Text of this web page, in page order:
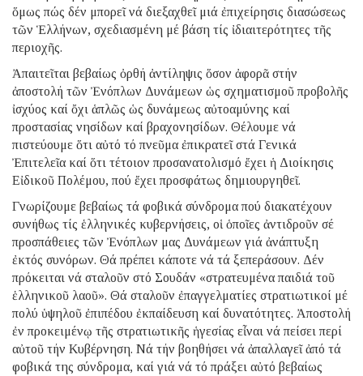
ὅμως πώς δέν μπορεῖ νά διεξαχθεῖ μιά ἐπιχείρησις διασώσεως
τῶν Ἑλλήνων, σχεδιασμένη μέ βάση τίς ἰδιαιτερότητες τῆς
περιοχῆς.
Ἀπαιτεῖται βεβαίως ὀρθή ἀντίληψις ὅσον ἀφορᾶ στήν
ἀποστολή τῶν Ἐνόπλων Δυνάμεων ὡς σχηματισμοῦ προβολῆς
ἰσχύος καί ὄχι ἁπλῶς ὡς δυνάμεως αὐτοαμύνης καί
προστασίας νησίδων καί βραχονησίδων. Θέλουμε νά
πιστεύουμε ὅτι αὐτό τό πνεῦμα ἐπικρατεῖ στά Γενικά
Ἐπιτελεῖα καί ὅτι τέτοιον προσανατολισμό ἔχει ἡ Διοίκησις
Εἰδικοῦ Πολέμου, πού ἔχει προσφάτως δημιουργηθεῖ.
Γνωρίζουμε βεβαίως τά φοβικά σύνδρομα πού διακατέχουν
συνήθως τίς ἑλληνικές κυβερνήσεις, οἱ ὁποῖες ἀντιδροῦν σέ
προσπάθειες τῶν Ἐνόπλων μας Δυνάμεων γιά ἀνάπτυξη
ἐκτός συνόρων. Θά πρέπει κάποτε νά τά ξεπεράσουν. Δέν
πρόκειται νά σταλοῦν στό Σουδάν «στρατευμένα παιδιά τοῦ
ἑλληνικοῦ λαοῦ». Θά σταλοῦν ἐπαγγελματίες στρατιωτικοί μέ
πολύ ὑψηλοῦ ἐπιπέδου ἐκπαίδευση καί δυνατότητες. Ἀποστολή
ἐν προκειμένῳ τῆς στρατιωτικῆς ἡγεσίας εἶναι νά πείσει περί
αὐτοῦ τήν Κυβέρνηση. Νά τήν βοηθήσει νά ἀπαλλαγεῖ ἀπό τά
φοβικά της σύνδρομα, καί γιά νά τό πράξει αὐτό βεβαίως